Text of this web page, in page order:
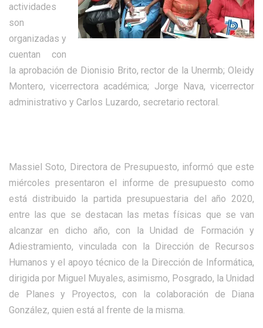
actividades
son
organizadas y
cuentan con
la aprobación de Dionisio Brito, rector de la Unermb; Oleidy
Montero, vicerrectora académica; Jorge Nava, vicerrector
administrativo y Carlos Luzardo, secretario rectoral.
Massiel Soto, Directora de Presupuesto, informó que este
miércoles presentaron el informe de presupuesto como
está distribuido la partida presupuestaria del año 2020,
entre las que se destacan las metas físicas que se van
alcanzar en dicho año, con la Unidad de Formación y
Adiestramiento, vinculada con la Dirección de Recursos
Humanos y el apoyo técnico de la Dirección de Informática,
dirigida por Miguel Muyales, asimismo, Posgrado, la Unidad
de Planes y Proyectos, con la colaboración de Diana
González, quien está al frente de la misma.